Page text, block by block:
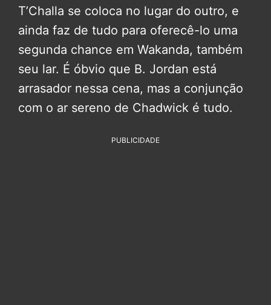
T’Challa se coloca no lugar do outro, e
ainda faz de tudo para oferecê-lo uma
segunda chance em Wakanda, também
seu lar. É óbvio que B. Jordan está
arrasador nessa cena, mas a conjunção
com o ar sereno de Chadwick é tudo.
PUBLICIDADE